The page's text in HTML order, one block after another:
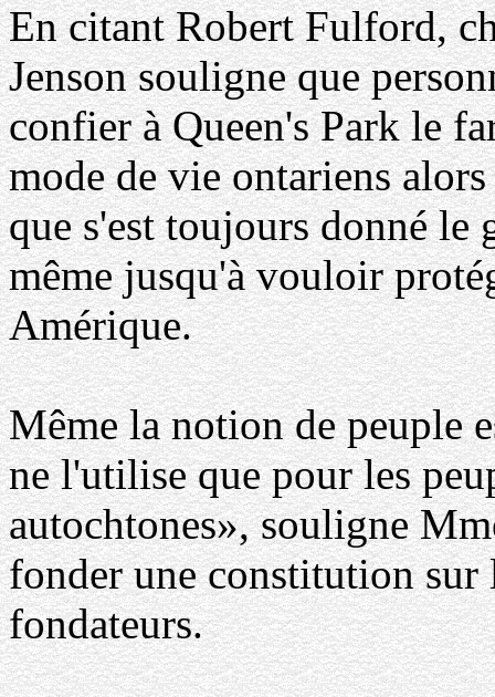
En citant Robert Fulford,
Jenson souligne que
confier à Queen's Park le
mode de vie ontariens
que s'est toujours donné le
même jusqu'à vouloir
Amérique.
Même la notion de peuple
ne l'utilise que pour les
autochtones», souligne
fonder une constitution sur
fondateurs.